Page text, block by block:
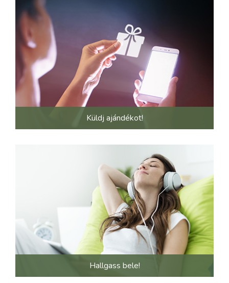
Küldj ajándékot!
Hallgass bele!